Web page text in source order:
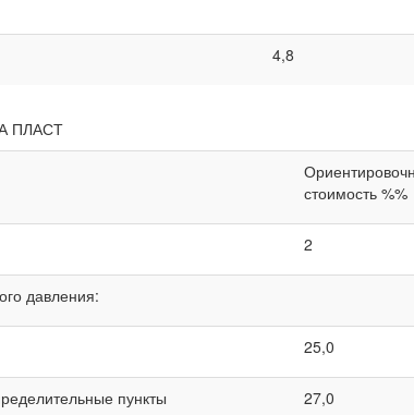
4,8
ПЛАСТ
стоимость %%
2
давления:
25,0
пункты 27,0